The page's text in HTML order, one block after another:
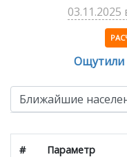
03.11.2025
Ощутили
# Параметр